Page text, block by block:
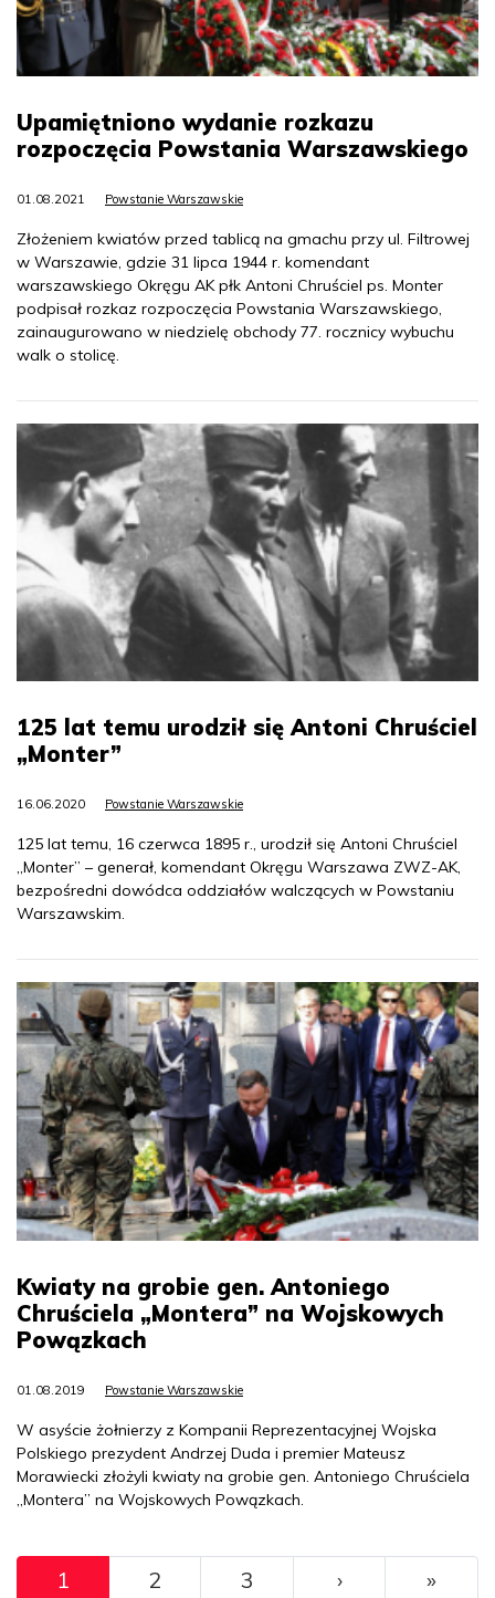
Upamiętniono wydanie rozkazu
rozpoczęcia Powstania Warszawskiego
01.08.2021 Powstanie Warszawskie
Złożeniem kwiatów przed tablicą na gmachu przy ul. Filtrowej
w Warszawie, gdzie 31 lipca 1944 r. komendant
warszawskiego Okręgu AK płk Antoni Chruściel ps. Monter
podpisał rozkaz rozpoczęcia Powstania Warszawskiego,
zainaugurowano w niedzielę obchody 77. rocznicy wybuchu
walk o stolicę.
125 lat temu urodził się Antoni Chruściel
„Monter”
16.06.2020 Powstanie Warszawskie
125 lat temu, 16 czerwca 1895 r., urodził się Antoni Chruściel
„Monter” – generał, komendant Okręgu Warszawa ZWZ-AK,
bezpośredni dowódca oddziałów walczących w Powstaniu
Warszawskim.
Kwiaty na grobie gen. Antoniego
Chruściela „Montera” na Wojskowych
Powązkach
01.08.2019 Powstanie Warszawskie
W asyście żołnierzy z Kompanii Reprezentacyjnej Wojska
Polskiego prezydent Andrzej Duda i premier Mateusz
Morawiecki złożyli kwiaty na grobie gen. Antoniego Chruściela
„Montera” na Wojskowych Powązkach.
Pagination
1 2 3 ››› »